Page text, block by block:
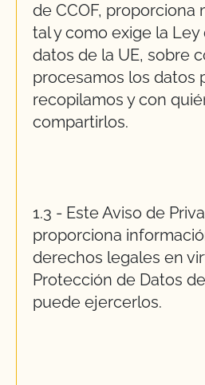
de CCOF, proporciona
tal y como exige la
datos de la UE, sobre
procesamos los datos
recopilamos y con
compartirlos.
1.3 - Este Aviso de
proporciona
derechos legales en
Protección de Datos
puede ejercerlos.